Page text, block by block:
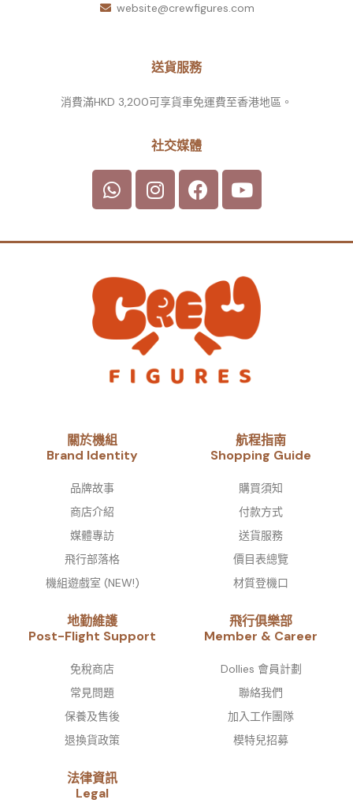
website@crewfigures.com
送貨服務
消費滿HKD 3,200可享貨車免運費至香港地區。
社交媒體
關於機組
Brand Identity​
品牌故事​
商店介紹
媒體專訪
飛行部落格
機組遊戲室 (NEW!)
航程指南
Shopping Guide
購買須知
付款方式
送貨服務
價目表總覽
材質登機口
地勤維護
Post-Flight Support
免稅商店
常見問題
保養及售後
退換貨政策
飛行俱樂部
Member & Career
Dollies 會員計劃
聯絡我們
加入工作團隊
模特兒招募
法律資訊
Legal